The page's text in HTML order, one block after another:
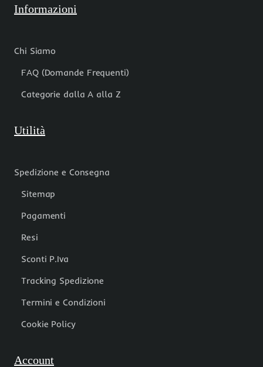
Informazioni
Chi Siamo
FAQ (Domande Frequenti)
Categorie dalla A alla Z
Utilità
Spedizione e Consegna
Sitemap
Pagamenti
Resi
Sconti P.Iva
Tracking Spedizione
Termini e Condizioni
Cookie Policy
Account